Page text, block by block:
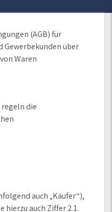
(AGB) für
Gewerbekunden über
Waren
regeln die
auch „Käufer“),
hierzu auch Ziffer 2.1.